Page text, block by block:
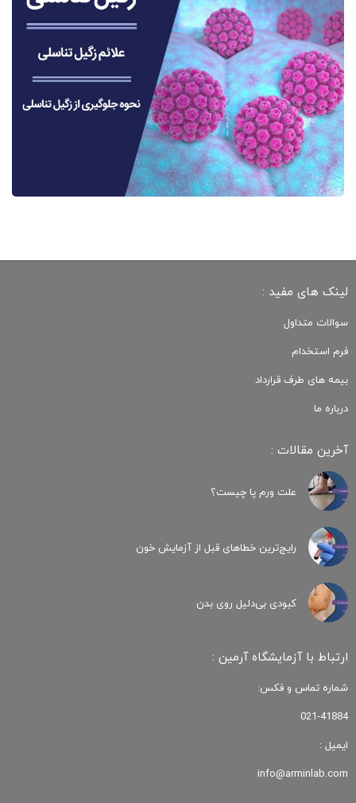
لینک های مفید :
سوالات متداول
فرم استخدام
بیمه های طرف قرارداد
درباره ما
آخرین مقالات :
علت ورم پا چیست؟
رایج‌ترین خطاهای قبل از آزمایش خون
کبودی‌ بی‌دلیل روی بدن
ارتباط با آزمایشگاه آرمین :
شماره تماس و فکس:
021-41884
ایمیل :
info@arminlab.com